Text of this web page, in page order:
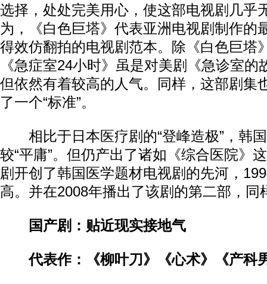
选择，处处完美用心，使这部电视剧几乎
为，《白色巨塔》代表亚洲电视剧制作的
得效仿翻拍的电视剧范本。除《白色巨塔
《急症室24小时》虽是对美剧《急诊室
但依然有着较高的人气。同样，这部剧集
了一个“标准”。
相比于日本医疗剧的“登峰造极”，韩
较“平庸”。但仍产出了诸如《综合医院》
剧开创了韩国医学题材电视剧的先河，
高。并在2008年播出了该剧的第二部，同
国产剧：贴近现实接地气
代表作：《柳叶刀》《心术》《产科